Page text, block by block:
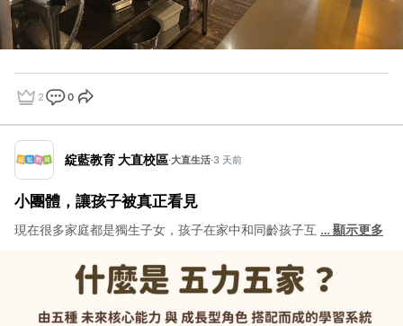
點讚 2 評論 0分享
綻藍教育 大直校區·大直生活·3 天前
小團體，讓孩子被真正看見
現在很多家庭都是獨生子女，孩子在家中和同齡孩子互 …顯示更多